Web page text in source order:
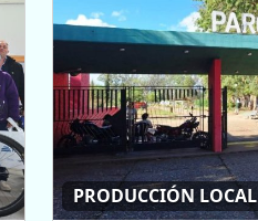
PRODUCCIÓN LOCAL